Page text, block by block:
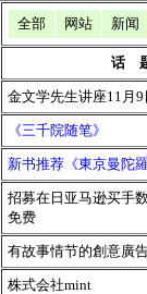
全部 网站 新闻
话
金文学先生讲座11月9
《三千院随笔》
新书推荐《東京曼陀羅
招募在日亚马逊买手
免费
有故事情节的創意廣
株式会社mint